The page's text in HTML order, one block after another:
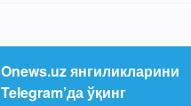
Onews.uz янгиликларини
Telegram’да ўқинг